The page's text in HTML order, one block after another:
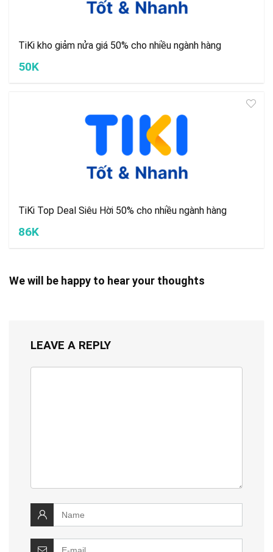
TiKi kho giảm nửa giá 50% cho nhiều ngành hàng
50K
TiKi Top Deal Siêu Hời 50% cho nhiều ngành hàng
86K
We will be happy to hear your thoughts
LEAVE A REPLY